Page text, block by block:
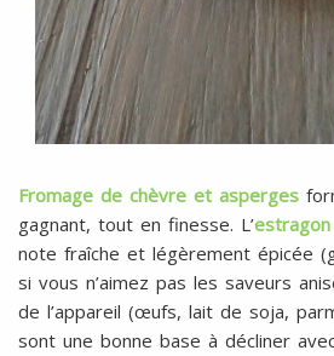
Fromage de chèvre et asperges
gagnant, tout en finesse. L’estragon
note fraîche et légèrement épicée
si vous n’aimez pas les saveurs
de l’appareil (œufs, lait de soja,
sont une bonne base à décliner